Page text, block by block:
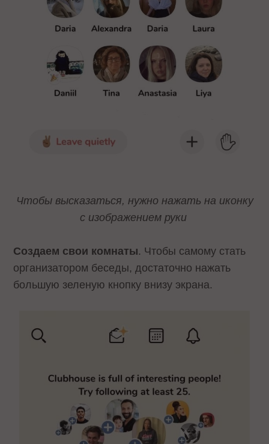
Чтобы высказаться, нужно нажать на иконку
с изображением руки
Создаем свои комнаты. Чтобы самому стать
организатором беседы, достаточно нажать
большую зеленую кнопку внизу экрана.